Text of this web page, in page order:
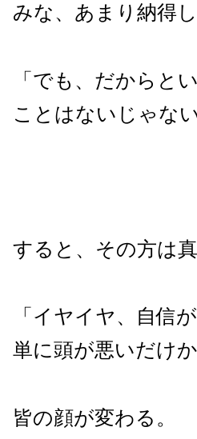
みな、あまり納得
「でも、だからと
ことはないじゃない
すると、その方は
「イヤイヤ、自信
単に頭が悪いだけ
皆の顔が変わる。